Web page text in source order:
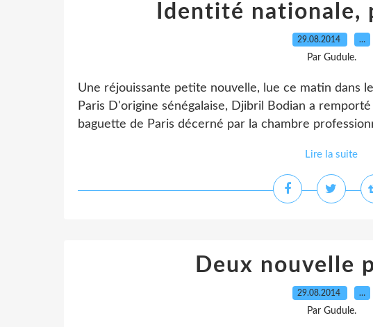
Identité nationale,
29.08.2014 …
Par Gudule.
Une réjouissante petite nouvelle, lue ce matin dans
Paris D'origine sénégalaise, Djibril Bodian a
baguette de Paris décerné par la chambre
Lire la suite
Deux nouvelle
29.08.2014 …
Par Gudule.